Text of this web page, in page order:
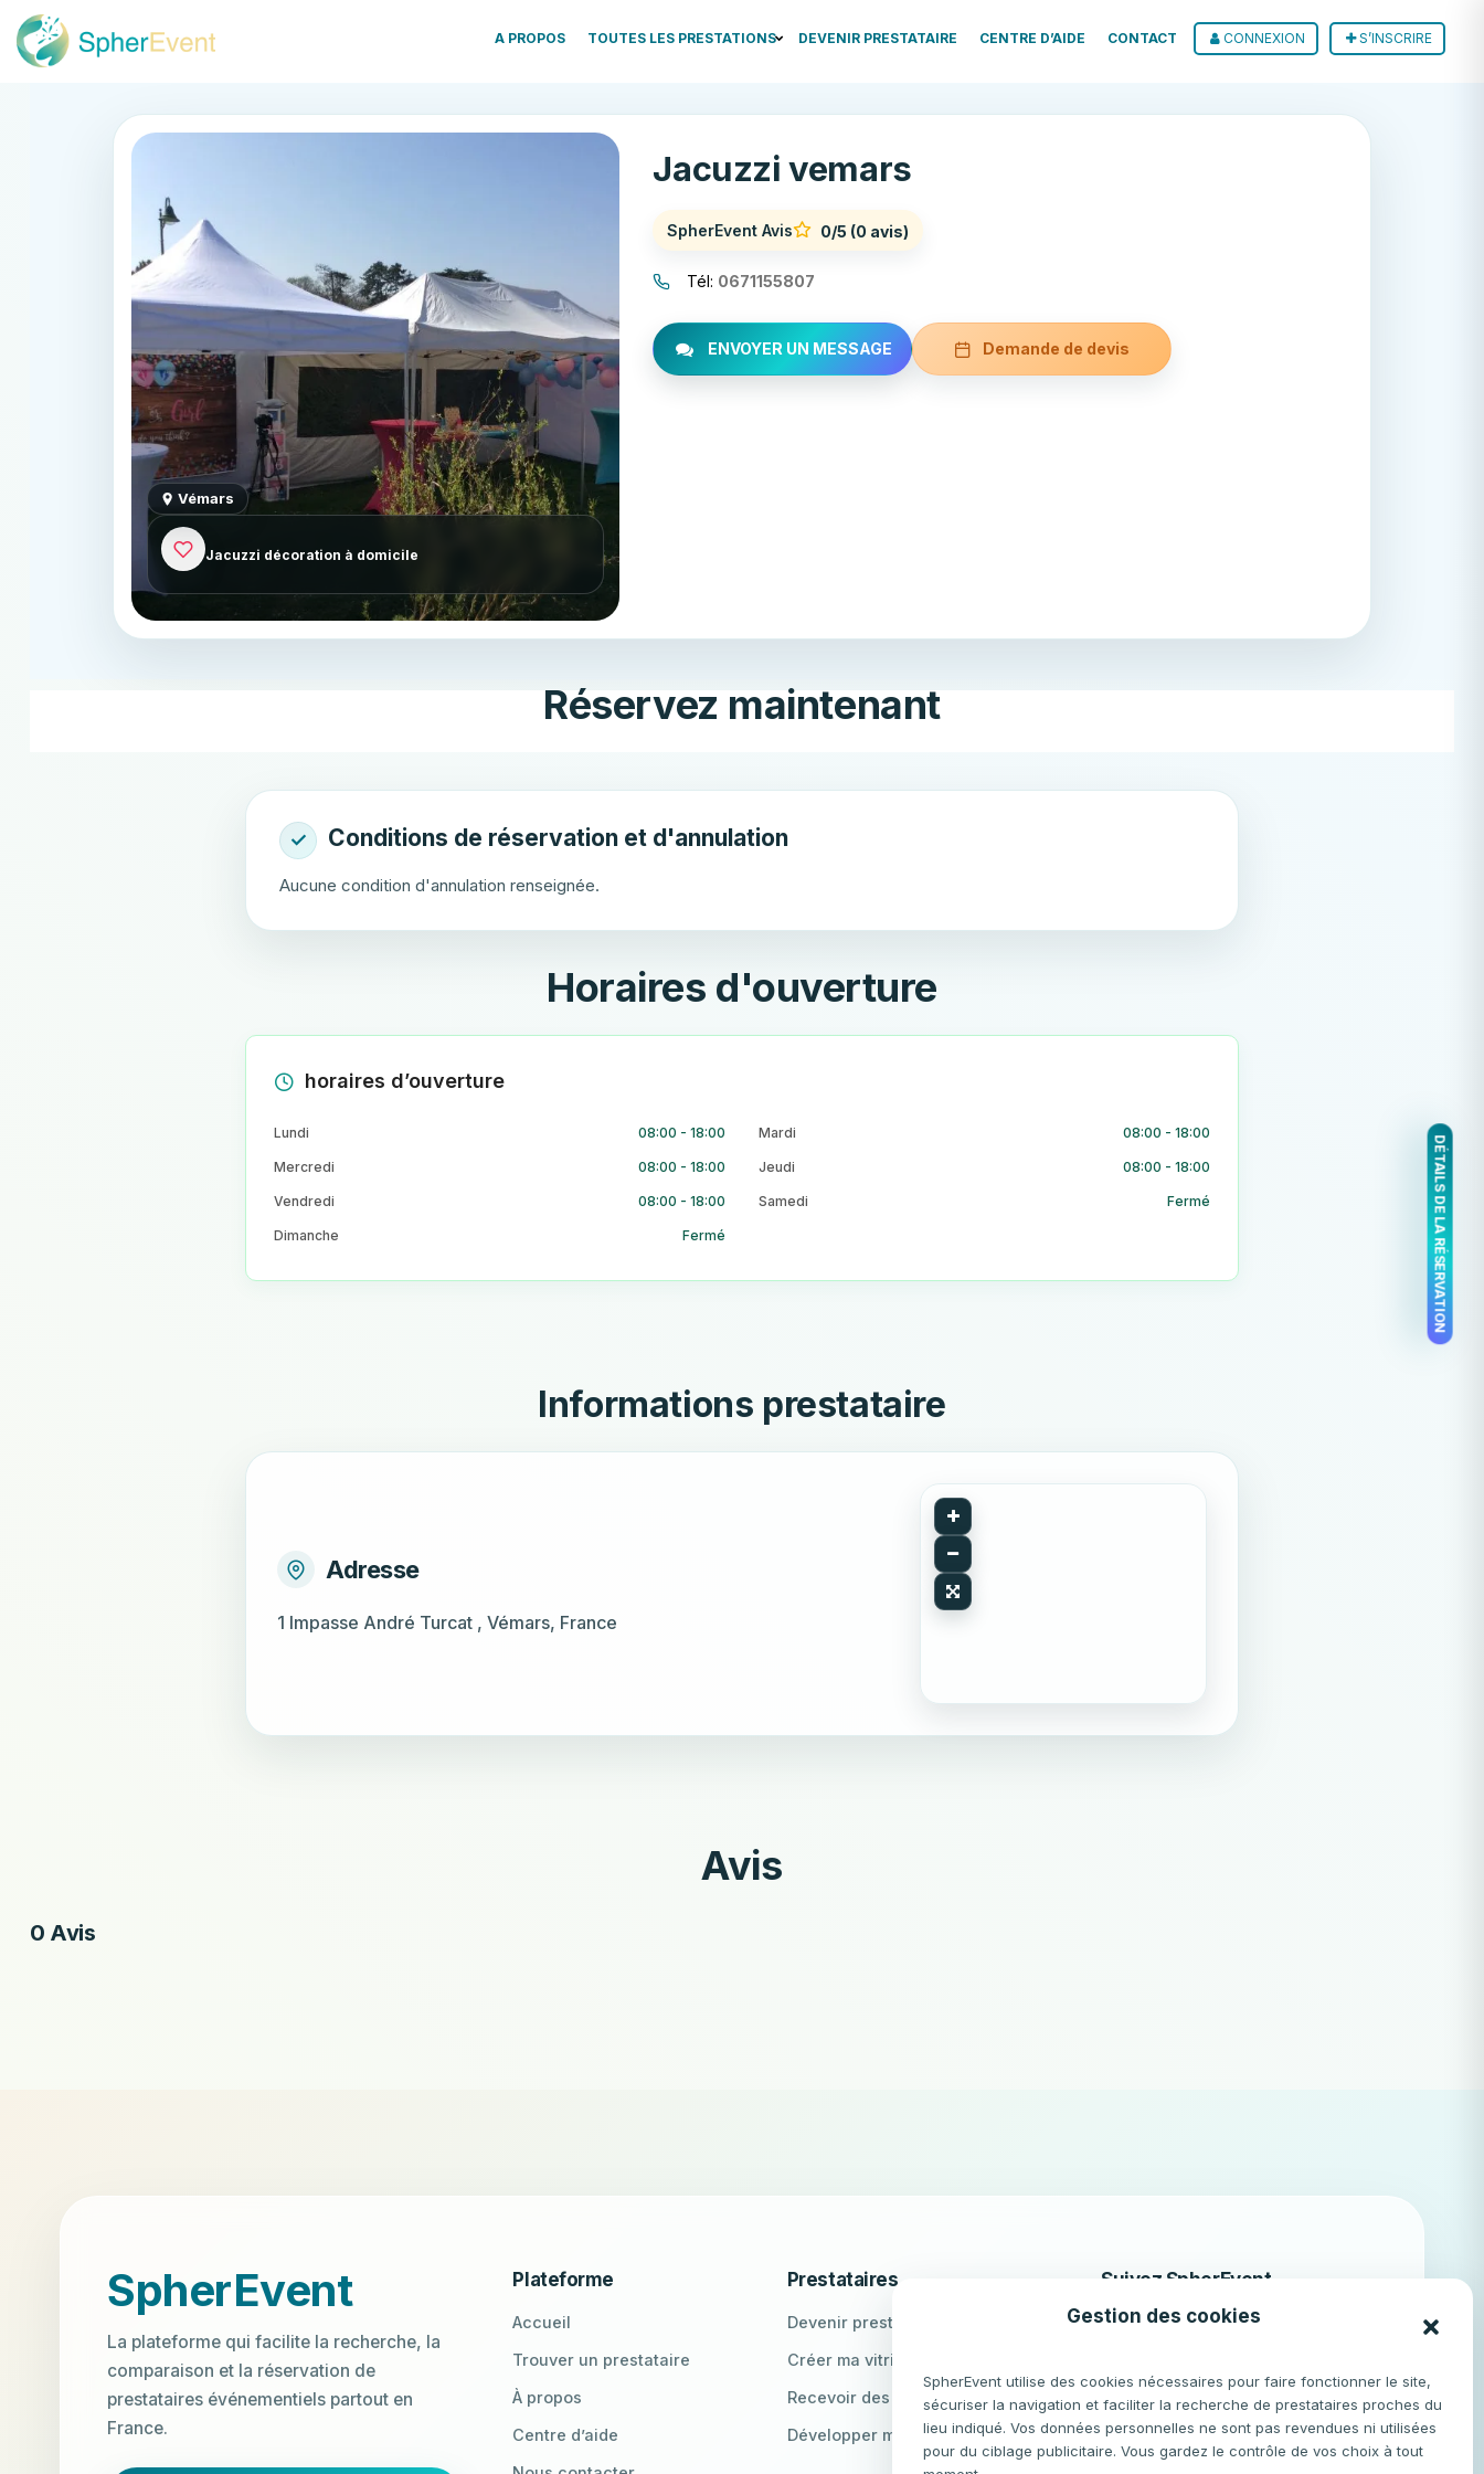
Gestion des cookies
SpherEvent utilise des cookies nécessaires pour faire fonctionner le site,
sécuriser la navigation et faciliter la recherche de prestataires proches du
lieu indiqué. Vos données personnelles ne sont pas revendues ni utilisées
pour du ciblage publicitaire. Vous gardez le contrôle de vos choix à tout
CONNEXION S’INSCRIRE
A PROPOS TOUTES LES PRESTATIONS DEVENIR PRESTATAIRE CENTRE D’AIDE CONTACT
Jacuzzi décoration à domicile
Vémars
Jacuzzi vemars
SpherEvent Avis 0/5 (0 avis)
Tél: 0671155807
ENVOYER UN MESSAGE Demande de devis
Réservez maintenant
DÉTAILS DE LA RÉSERVATION
Aucune condition d'annulation renseignée.
Horaires d'ouverture
horaires d’ouverture
Lundi 08:00 - 18:00 Mardi 08:00 - 18:00
Mercredi 08:00 - 18:00 Jeudi 08:00 - 18:00
Vendredi 08:00 - 18:00 Samedi Fermé
Dimanche Fermé
Informations prestataire
Adresse
1 Impasse André Turcat , Vémars, France
Avis
0 Avis
SpherEvent
La plateforme qui facilite la recherche, la
comparaison et la réservation de
prestataires événementiels partout en
France.
Plateforme
Accueil
Trouver un prestataire
À propos
Centre d’aide
Prestataires
Devenir prestataire
Créer ma vitrine
Recevoir des demandes
Développer ma visibilité locale
Suivez SpherEvent
Retrouvez l’univers SpherEvent,
événements.
IG Instagram f Facebook